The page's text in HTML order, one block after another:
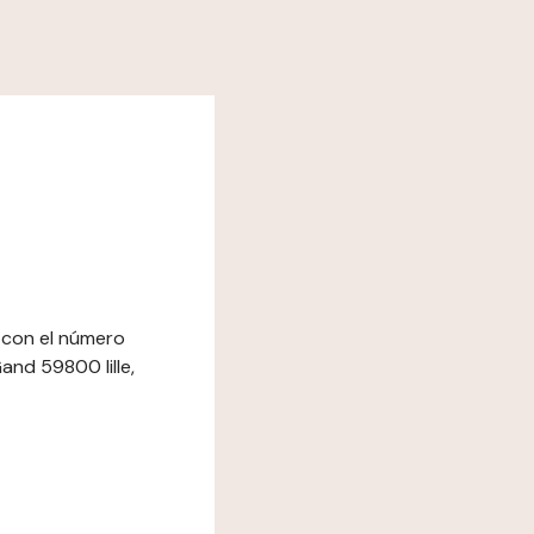
el número
59800 lille,